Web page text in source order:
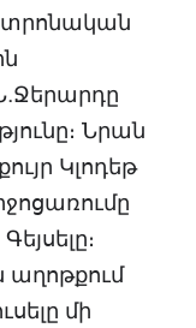
Նրան
Կլոդեթ
աղոթքում
մի